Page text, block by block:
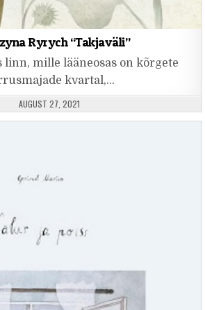
Ryrych “Takjaväli”
linn, mille lääneosas on kõrgete
kvartal,…
PUBLISHED DATE:
AUGUST 27, 2021